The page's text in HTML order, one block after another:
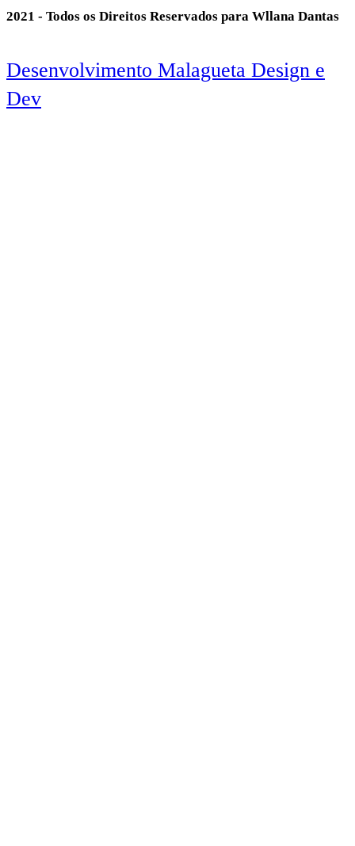
2021 - Todos os Direitos Reservados para Wllana Dantas
Desenvolvimento Malagueta Design e
Dev